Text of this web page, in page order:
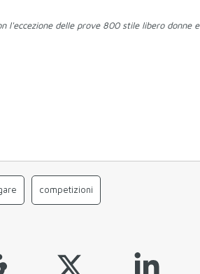
delle prove 800 stile libero donne e
competizioni